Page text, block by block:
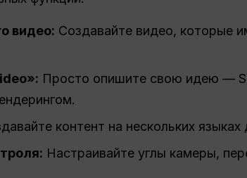
видео: Создавайте видео, которые
Просто опишите свою идею —
контент на нескольких
Настраивайте углы камеры,